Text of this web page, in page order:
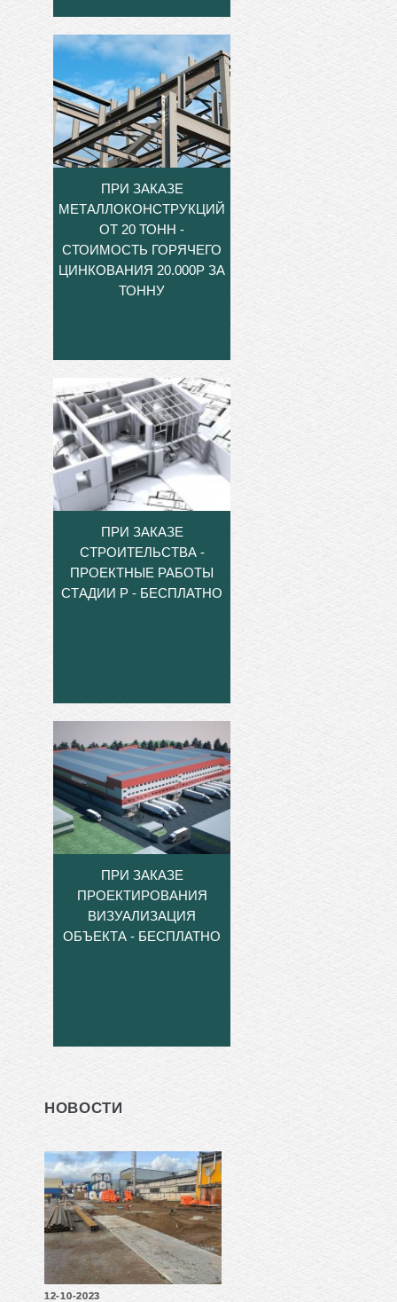
ПРИ ЗАКАЗЕ
МЕТАЛЛОКОНСТРУКЦИЙ
ОТ 20 ТОНН -
СТОИМОСТЬ ГОРЯЧЕГО
ЦИНКОВАНИЯ 20.000Р ЗА
ТОННУ
ПРИ ЗАКАЗЕ
СТРОИТЕЛЬСТВА -
ПРОЕКТНЫЕ РАБОТЫ
СТАДИИ Р - БЕСПЛАТНО
ПРИ ЗАКАЗЕ
ПРОЕКТИРОВАНИЯ
ВИЗУАЛИЗАЦИЯ
ОБЪЕКТА - БЕСПЛАТНО
НОВОСТИ
12-10-2023